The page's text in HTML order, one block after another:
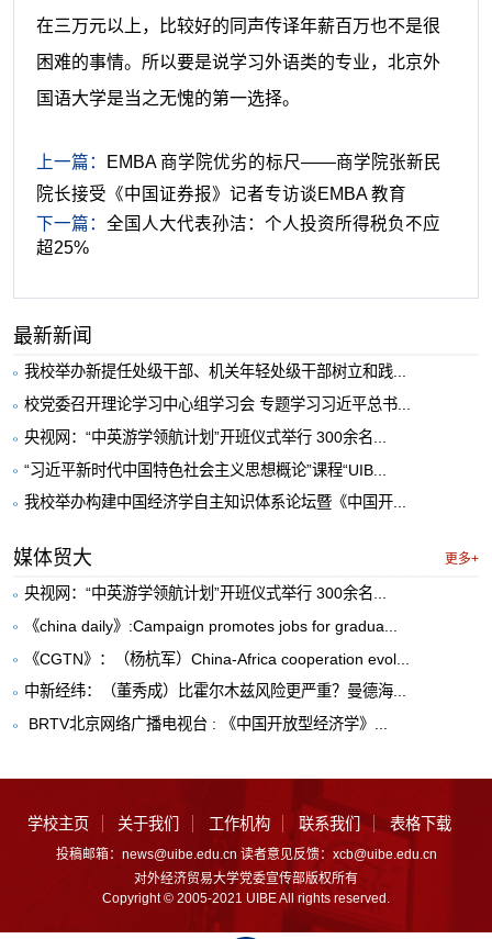
在三万元以上，比较好的同声传译年薪百万也不是很
困难的事情。所以要是说学习外语类的专业，北京外
国语大学是当之无愧的第一选择。
上一篇：
EMBA 商学院优劣的标尺——商学院张新民
院长接受《中国证券报》记者专访谈EMBA 教育
下一篇： 全国人大代表孙洁：个人投资所得税负不应
超25%
最新新闻
我校举办新提任处级干部、机关年轻处级干部树立和践...
校党委召开理论学习中心组学习会 专题学习习近平总书...
央视网：“中英游学领航计划”开班仪式举行 300余名...
“习近平新时代中国特色社会主义思想概论”课程“UIB...
我校举办构建中国经济学自主知识体系论坛暨《中国开...
媒体贸大 更多+
央视网：“中英游学领航计划”开班仪式举行 300余名...
《china daily》:Campaign promotes jobs for gradua...
《CGTN》：（杨杭军）China-Africa cooperation evol...
中新经纬：（董秀成）比霍尔木兹风险更严重？曼德海...
​ BRTV北京网络广播电视台 : 《中国开放型经济学》...
学校主页 关于我们 工作机构 联系我们 表格下载
投稿邮箱：news@uibe.edu.cn 读者意见反馈：xcb@uibe.edu.cn
对外经济贸易大学党委宣传部版权所有
Copyright © 2005-2021 UIBE All rights reserved.